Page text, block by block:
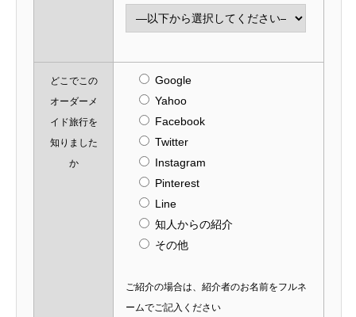
どこでこの
オーダーメ
イド旅行を
知りました
か
Google
Yahoo
Facebook
Twitter
Instagram
Pinterest
Line
知人からの紹介
その他
ご紹介の場合は、紹介者のお名前をフルネ
ームでご記入ください